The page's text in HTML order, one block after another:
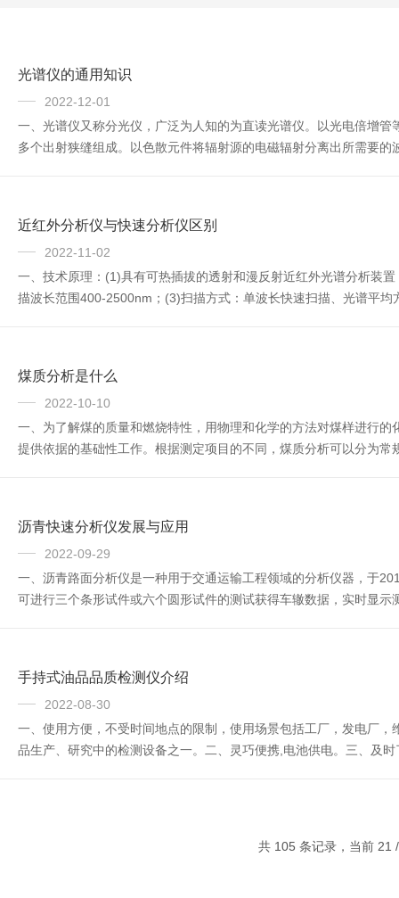
光谱仪的通用知识
2022-12-01
一、光谱仪又称分光仪，广泛为人知的为直读光谱仪。以光电倍增
多个出射狭缝组成。以色散元件将辐射源的电磁辐射分离出所需要
近红外分析仪与快速分析仪区别
2022-11-02
一、技术原理：(1)具有可热插拔的透射和漫反射近红外光谱分析装
描波长范围400-2500nm；(3)扫描方式：单波长快速扫描、光谱平
煤质分析是什么
2022-10-10
一、为了解煤的质量和燃烧特性，用物理和化学的方法对煤样进行
提供依据的基础性工作。根据测定项目的不同，煤质分析可以分为
沥青快速分析仪发展与应用
2022-09-29
一、沥青路面分析仪是一种用于交通运输工程领域的分析仪器，于
可进行三个条形试件或六个圆形试件的测试获得车辙数据，实时显
手持式油品品质检测仪介绍
2022-08-30
一、使用方便，不受时间地点的限制，使用场景包括工厂，发电厂
品生产、研究中的检测设备之一。二、灵巧便携,电池供电。三、及
共 105 条记录，当前